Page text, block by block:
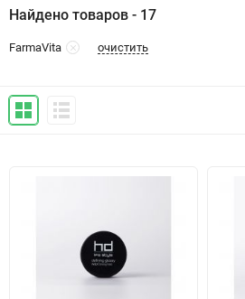
Найдено товаров - 17
FarmaVita очистить